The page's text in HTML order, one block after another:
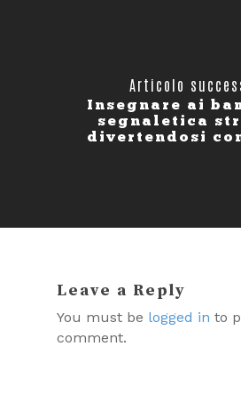
Articolo
Insegnare ai
segnaletica
divertendosi
Leave a Reply
You must be logged in to
comment.